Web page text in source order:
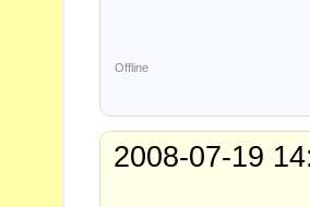
Offline
2008-07-19